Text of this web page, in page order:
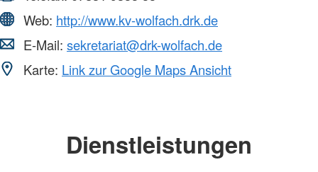
Web: http://www.kv-wolfach.drk.de
E-Mail: sekretariat@drk-wolfach.de
Karte: Link zur Google Maps Ansicht
Dienstleistungen